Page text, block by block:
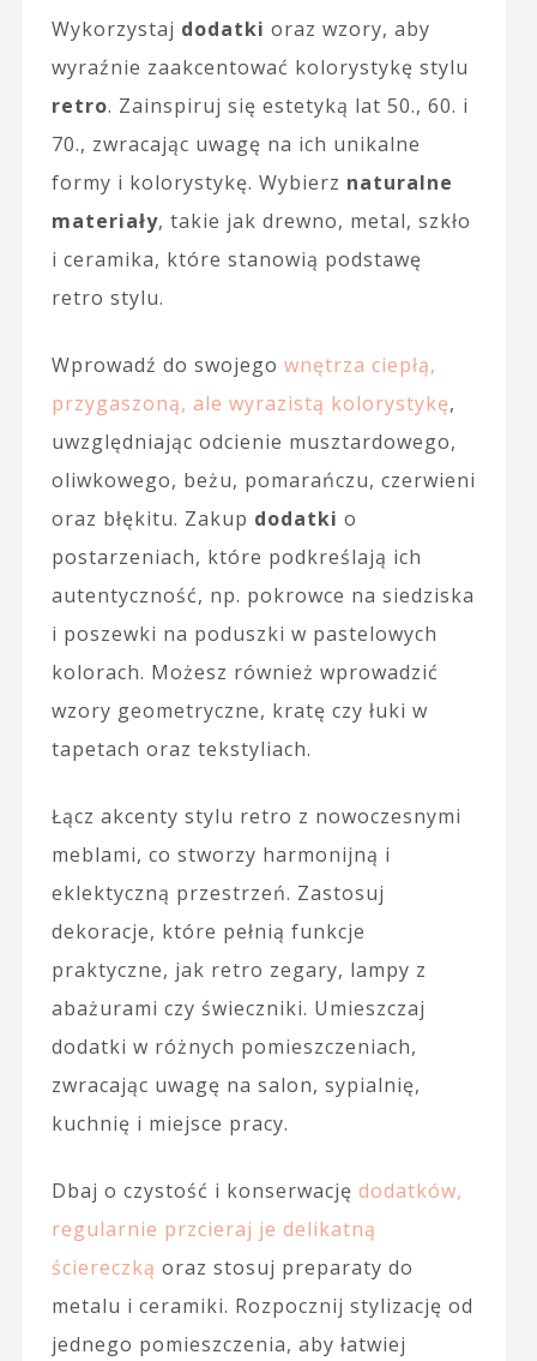
Wykorzystaj dodatki oraz wzory, aby
wyraźnie zaakcentować kolorystykę stylu
retro. Zainspiruj się estetyką lat 50., 60. i
70., zwracając uwagę na ich unikalne
formy i kolorystykę. Wybierz naturalne
materiały, takie jak drewno, metal, szkło
i ceramika, które stanowią podstawę
retro stylu.
Wprowadź do swojego wnętrza ciepłą,
przygaszoną, ale wyrazistą kolorystykę,
uwzględniając odcienie musztardowego,
oliwkowego, beżu, pomarańczu, czerwieni
oraz błękitu. Zakup dodatki o
postarzeniach, które podkreślają ich
autentyczność, np. pokrowce na siedziska
i poszewki na poduszki w pastelowych
kolorach. Możesz również wprowadzić
wzory geometryczne, kratę czy łuki w
tapetach oraz tekstyliach.
Łącz akcenty stylu retro z nowoczesnymi
meblami, co stworzy harmonijną i
eklektyczną przestrzeń. Zastosuj
dekoracje, które pełnią funkcje
praktyczne, jak retro zegary, lampy z
abażurami czy świeczniki. Umieszczaj
dodatki w różnych pomieszczeniach,
zwracając uwagę na salon, sypialnię,
kuchnię i miejsce pracy.
Dbaj o czystość i konserwację dodatków,
regularnie przcieraj je delikatną
ściereczką oraz stosuj preparaty do
metalu i ceramiki. Rozpocznij stylizację od
jednego pomieszczenia, aby łatwiej